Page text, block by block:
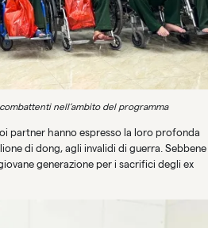
nell’ambito del programma
partner hanno espresso la loro profonda
di dong, agli invalidi di guerra.
generazione per i sacrifici degli ex